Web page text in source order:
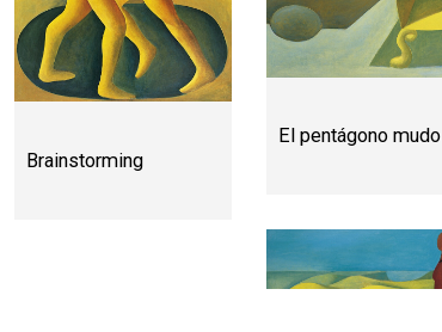
Brainstorming
El pentágono mudo